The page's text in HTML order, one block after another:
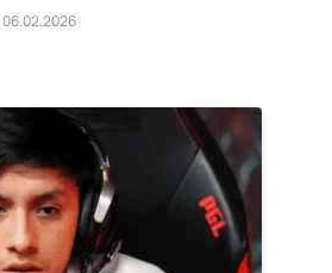
06.02.2026